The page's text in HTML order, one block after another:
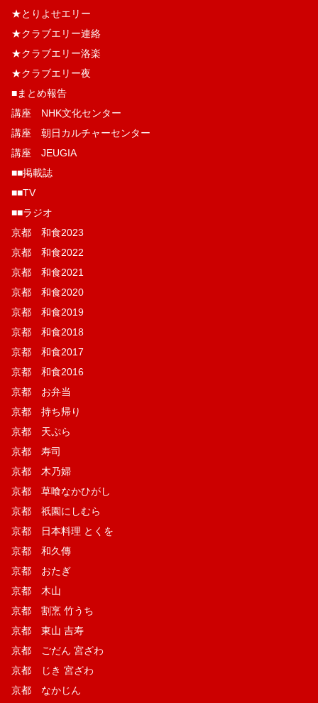
★とりよせエリー
★クラブエリー連絡
★クラブエリー洛楽
★クラブエリー夜
■まとめ報告
講座 NHK文化センター
講座 朝日カルチャーセンター
講座 JEUGIA
■■掲載誌
■■TV
■■ラジオ
京都 和食2023
京都 和食2022
京都 和食2021
京都 和食2020
京都 和食2019
京都 和食2018
京都 和食2017
京都 和食2016
京都 お弁当
京都 持ち帰り
京都 天ぷら
京都 寿司
京都 木乃婦
京都 草喰なかひがし
京都 祇園にしむら
京都 日本料理 とくを
京都 和久傳
京都 おたぎ
京都 木山
京都 割烹 竹うち
京都 東山 吉寿
京都 ごだん 宮ざわ
京都 じき 宮ざわ
京都 なかじん